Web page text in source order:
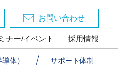
ナー/イベント 採用情報
お問い合わせ
体） サポート体制